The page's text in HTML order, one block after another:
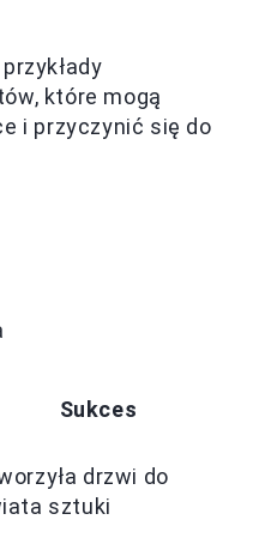
które mogą
i przyczynić się do
Sukces
drzwi do
sztuki